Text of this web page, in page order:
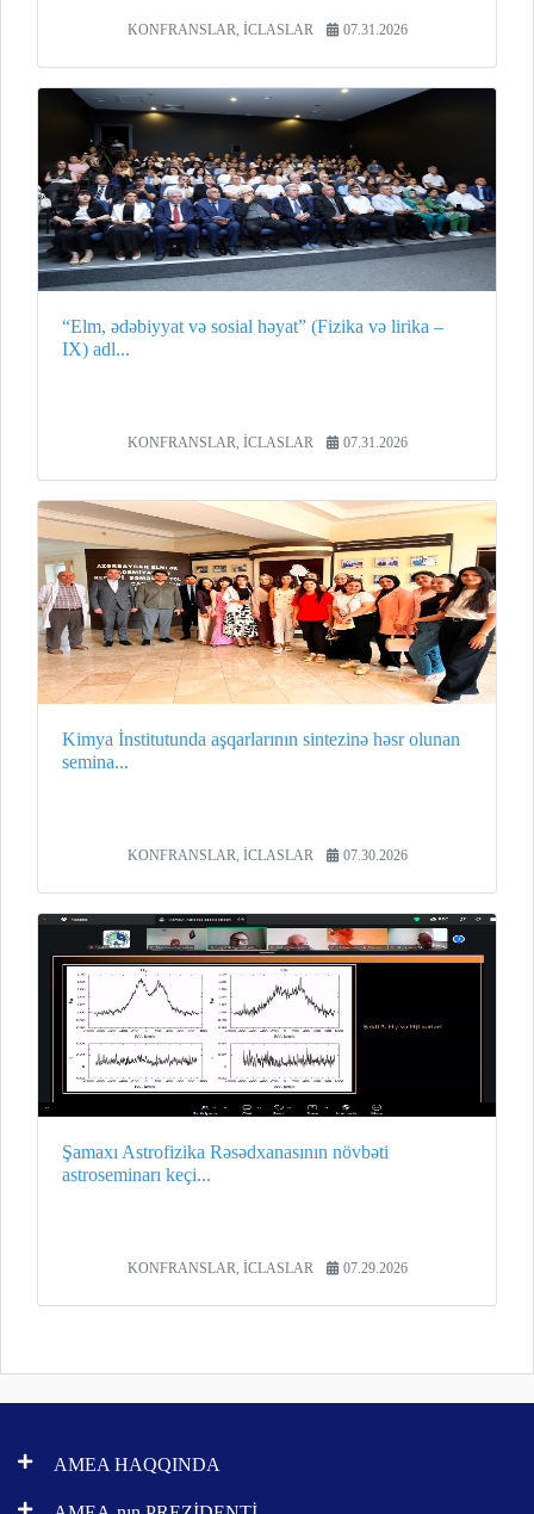
KONFRANSLAR, İCLASLAR 07.31.2026
“Elm, ədəbiyyat və sosial həyat” (Fizika və lirika –
IX) adl...
KONFRANSLAR, İCLASLAR 07.31.2026
Kimya İnstitutunda aşqarlarının sintezinə həsr olunan
semina...
KONFRANSLAR, İCLASLAR 07.30.2026
Şamaxı Astrofizika Rəsədxanasının növbəti
astroseminarı keçi...
KONFRANSLAR, İCLASLAR 07.29.2026
AMEA HAQQINDA